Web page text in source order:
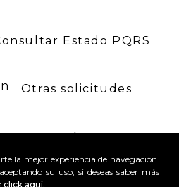
la mejor experiencia de navegación.
su uso, si deseas saber más
click aquí.
Estado PQRS
Otras solicitudes
en nuestras